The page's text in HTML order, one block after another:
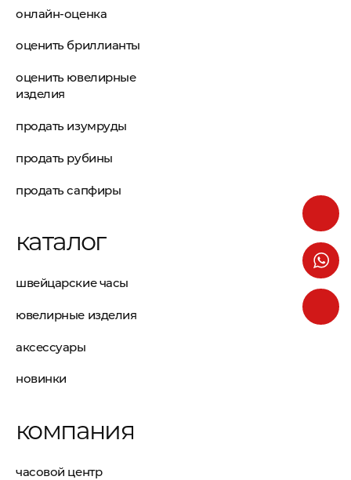
онлайн-оценка
оценить бриллианты
оценить ювелирные
изделия
продать изумруды
продать рубины
продать сапфиры
каталог
швейцарские часы
ювелирные изделия
аксессуары
новинки
компания
часовой центр